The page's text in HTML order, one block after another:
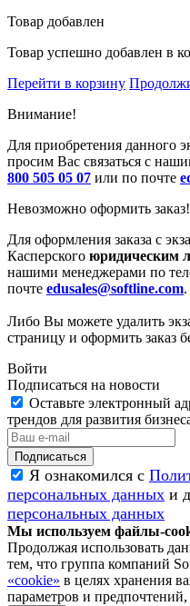
Товар добавлен
Товар успешно добавлен в
Перейти в корзину
Внимание!
Для приобретения данного
просим Вас связаться с
800 505 05 07 или по почте
Невозможно оформить заказ!
Для оформления заказа с
Касперского юридическим
нашими менеджерами по
почте edusales@softline.com.
Либо Вы можете удалить
страницу и оформить заказ
Войти
Подписаться на новости
Оставьте электронный
трендов для развития
Я ознакомился с
персональных данных и
персональных данных
Мы используем файлы-
Продолжая использовать
тем, что группа компаний
«cookie» в целях хранения
параметров и